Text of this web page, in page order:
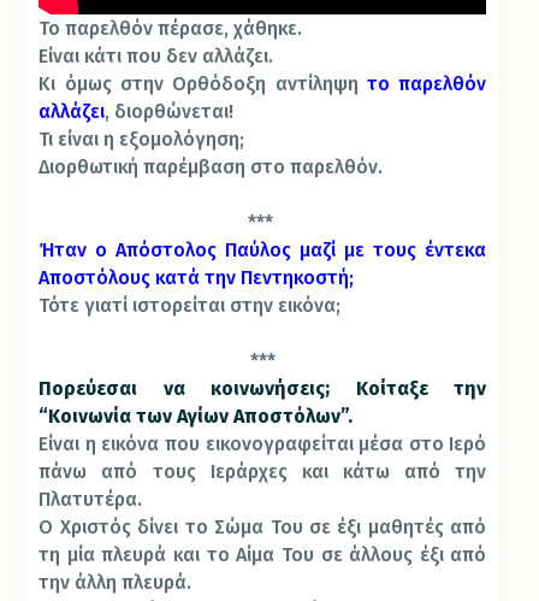
Το παρελθόν πέρασε, χάθηκε.
Είναι κάτι που δεν αλλάζει.
Κι όμως στην Ορθόδοξη αντίληψητο παρελθόν
αλλάζει, διορθώνεται!
Τι είναι η εξομολόγηση;
Διορθωτική παρέμβαση στο παρελθόν.
***
Ήταν ο Απόστολος Παύλος μαζί με τους έντεκα
Αποστόλους κατά την Πεντηκοστή;
Τότε γιατί ιστορείται στην εικόνα;
***
Πορεύεσαι να κοινωνήσεις; Κοίταξε την
“Κοινωνία των Αγίων Αποστόλων”.
Είναι η εικόνα που εικονογραφείται μέσα στο Ιερό
πάνω από τους Ιεράρχες και κάτω από την
Πλατυτέρα.
Ο Χριστός δίνει το Σώμα Του σε έξι μαθητές από
τη μία πλευρά και το Αίμα Του σε άλλους έξι από
την άλλη πλευρά.